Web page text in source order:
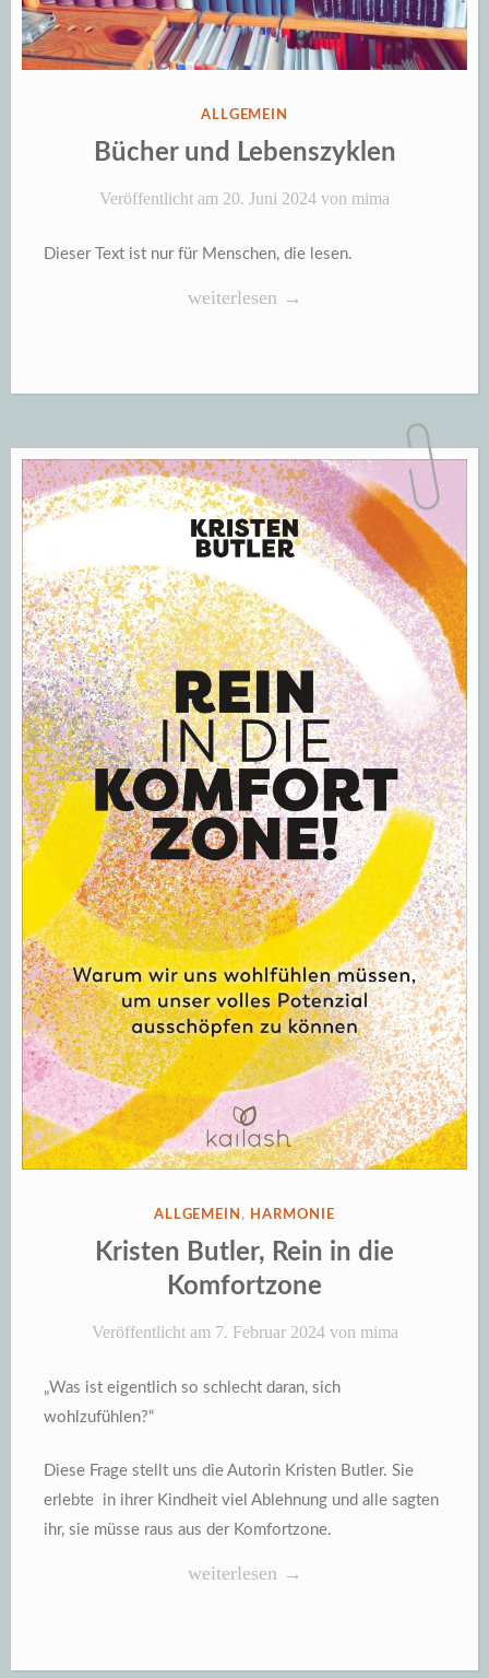
VERÖFFENTLICHT
ALLGEMEIN
Bücher und Lebenszyklen
Veröffentlicht am 20. Juni 2024 von mima
Dieser Text ist nur für Menschen, die lesen.
„Bücher
weiterlesen →
VERÖFFENTLICHT
ALLGEMEIN , HARMONIE
Kristen Butler, Rein in die
Komfortzone
Veröffentlicht am 7. Februar 2024von mima
„Was ist eigentlich so schlecht daran, sich
wohlzufühlen?“
Diese Frage stellt uns die Autorin Kristen Butler. Sie
erlebte in ihrer Kindheit viel Ablehnung und alle sagten
ihr, sie müsse raus aus der Komfortzone.
„Kristen
weiterlesen →